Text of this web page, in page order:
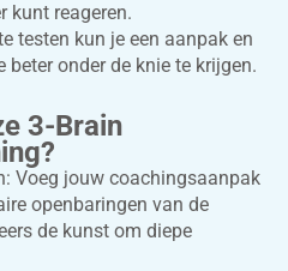
kunt reageren.
testen kun je een aanpak en
beter onder de knie te krijgen.
3-Brain
Voeg jouw coachingsaanpak
openbaringen van de
de kunst om diepe